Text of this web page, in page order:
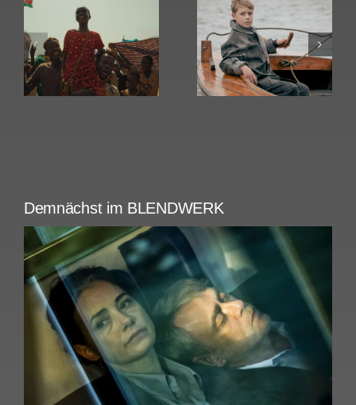
Amrum Rose
Demnächst im BLENDWERK